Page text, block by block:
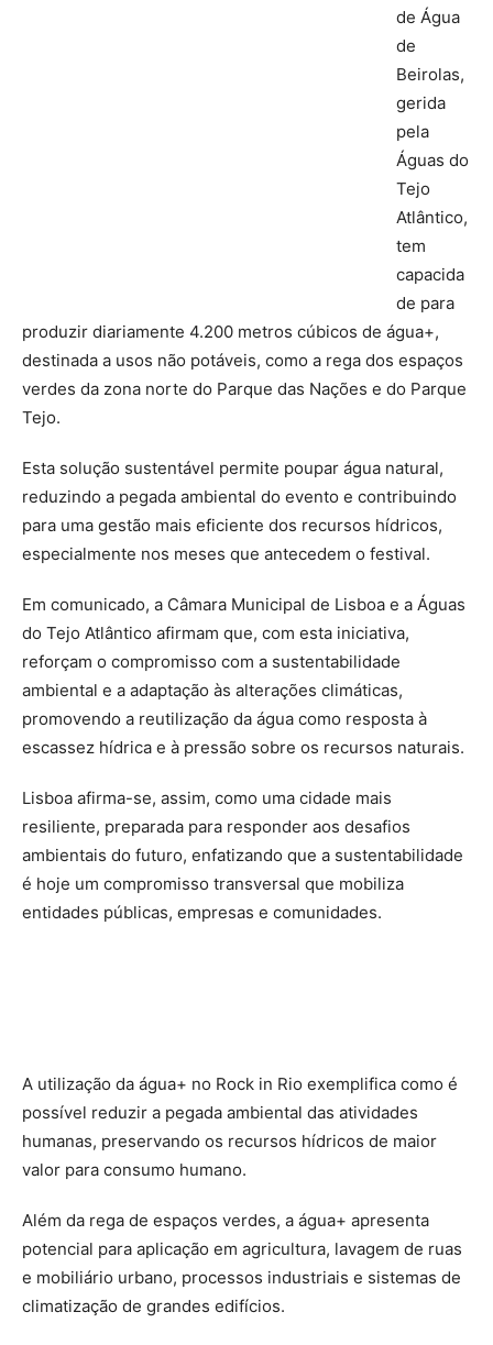
de Água
de
Beirolas,
gerida
pela
Águas do
Tejo
Atlântico,
tem
capacida
de para
produzir diariamente 4.200 metros cúbicos de água+,
destinada a usos não potáveis, como a rega dos espaços
verdes da zona norte do Parque das Nações e do Parque
Tejo.
Esta solução sustentável permite poupar água natural,
reduzindo a pegada ambiental do evento e contribuindo
para uma gestão mais eficiente dos recursos hídricos,
especialmente nos meses que antecedem o festival.
Em comunicado, a Câmara Municipal de Lisboa e a Águas
do Tejo Atlântico afirmam que, com esta iniciativa,
reforçam o compromisso com a sustentabilidade
ambiental e a adaptação às alterações climáticas,
promovendo a reutilização da água como resposta à
escassez hídrica e à pressão sobre os recursos naturais.
Lisboa afirma-se, assim, como uma cidade mais
resiliente, preparada para responder aos desafios
ambientais do futuro, enfatizando que a sustentabilidade
é hoje um compromisso transversal que mobiliza
entidades públicas, empresas e comunidades.
A utilização da água+ no Rock in Rio exemplifica como é
possível reduzir a pegada ambiental das atividades
humanas, preservando os recursos hídricos de maior
valor para consumo humano.
Além da rega de espaços verdes, a água+ apresenta
potencial para aplicação em agricultura, lavagem de ruas
e mobiliário urbano, processos industriais e sistemas de
climatização de grandes edifícios.